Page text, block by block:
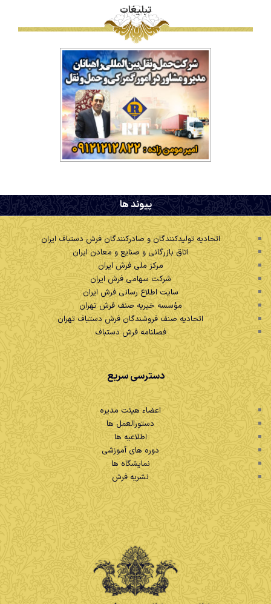
تبلیغات
. پیوند ها
اتحادیه تولیدکنندگان و صادرکنندگان فرش دستباف ایران
اتاق بازرگانی و صنایع و معادن ایران
مرکز ملی فرش ایران
شرکت سهامی فرش ایران
سایت اطلاع رسانی فرش ایران
مؤسسه خیریه صنف فرش تهران
اتحادیه صنف فروشندگان فرش دستباف تهران
فصلنامه فرش دستباف
دسترسی سریع
اعضاء هیئت مدیره
دستورالعمل ها
اطلاعیه ها
دوره های آموزشی
نمایشگاه ها
نشریه فرش